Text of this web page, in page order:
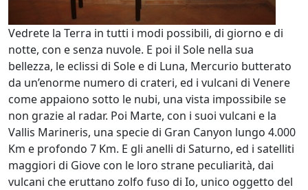
Vedrete la Terra in tutti i modi possibili, di giorno e di
notte, con e senza nuvole. E poi il Sole nella sua
bellezza, le eclissi di Sole e di Luna, Mercurio butterato
da un’enorme numero di crateri, ed i vulcani di Venere
come appaiono sotto le nubi, una vista impossibile se
non grazie al radar. Poi Marte, con i suoi vulcani e la
Vallis Marineris, una specie di Gran Canyon lungo 4.000
Km e profondo 7 Km. E gli anelli di Saturno, ed i satelliti
maggiori di Giove con le loro strane peculiarità, dai
vulcani che eruttano zolfo fuso di Io, unico oggetto del